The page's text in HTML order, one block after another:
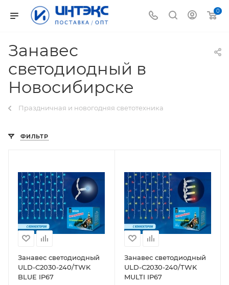
0
Занавес
светодиодный в
Новосибирске
Праздничная и новогодняя светотехника
ФИЛЬТР
Занавес светодиодный
ULD-C2030-240/TWK
BLUE IP67
Занавес светодиодный
ULD-C2030-240/TWK
MULTI IP67